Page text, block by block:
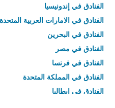
الفنادق في إندونيسيا
الفنادق في الامارات العربية المتحدة
الفنادق في البحرين
الفنادق في مصر
الفنادق في فرنسا
الفنادق في المملكة المتحدة
الفنادق في إيطاليا